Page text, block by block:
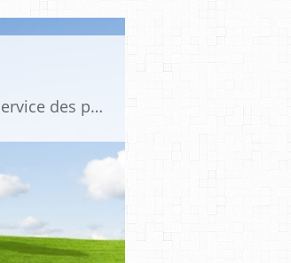
Association de Formation Médicale Continue - Formation et Informations Médicales - ---------au service des professionnels de santé et de la santé ------------ depuis 1974